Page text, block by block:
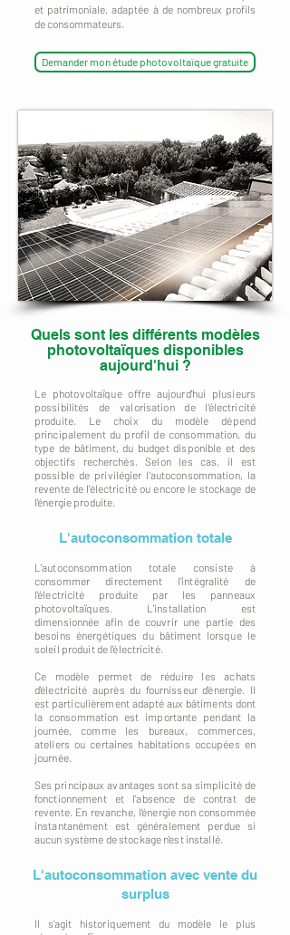
et patrimoniale, adaptée à de nombreux profils
de consommateurs.
Demander mon étude photovoltaïque gratuite
Quels sont les différents modèles
photovoltaïques disponibles
aujourd'hui ?
Le photovoltaïque offre aujourd'hui plusieurs
possibilités de valorisation de l'électricité
produite. Le choix du modèle dépend
principalement du profil de consommation, du
type de bâtiment, du budget disponible et des
objectifs recherchés. Selon les cas, il est
possible de privilégier l'autoconsommation, la
revente de l'électricité ou encore le stockage de
l'énergie produite.
L'autoconsommation totale
L'autoconsommation totale consiste à
consommer directement l'intégralité de
l'électricité produite par les panneaux
photovoltaïques. L'installation est
dimensionnée afin de couvrir une partie des
besoins énergétiques du bâtiment lorsque le
soleil produit de l'électricité.
Ce modèle permet de réduire les achats
d'électricité auprès du fournisseur d'énergie. Il
est particulièrement adapté aux bâtiments dont
la consommation est importante pendant la
journée, comme les bureaux, commerces,
ateliers ou certaines habitations occupées en
journée.
Ses principaux avantages sont sa simplicité de
fonctionnement et l'absence de contrat de
revente. En revanche, l'énergie non consommée
instantanément est généralement perdue si
aucun système de stockage n'est installé.
L'autoconsommation avec vente du
surplus
Il s'agit historiquement du modèle le plus